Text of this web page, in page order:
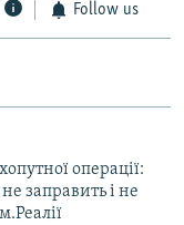
Follow us
операції:
заправить і не